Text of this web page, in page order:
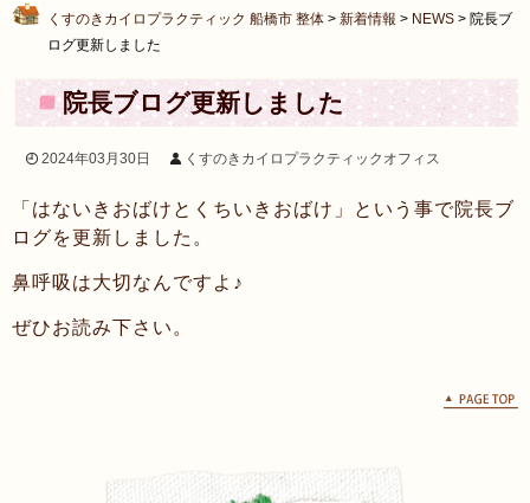
くすのきカイロプラクティック 船橋市 整体 > 新着情報 > NEWS > 院長ブ
ログ更新しました
院長ブログ更新しました
2024年03月30日 くすのきカイロプラクティックオフィス
「はないきおばけとくちいきおばけ」という事で院長ブ
ログを更新しました。
鼻呼吸は大切なんですよ♪
ぜひお読み下さい。